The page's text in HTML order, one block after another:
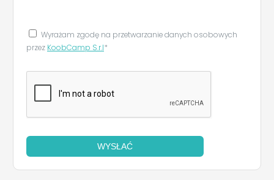
Wyrażam zgodę na przetwarzanie danych osobowych
przez KoobCamp S.r.l*
WYSŁAĆ